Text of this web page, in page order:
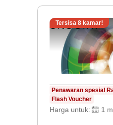
Tersisa 8 kamar!
Penawaran spesial
Flash Voucher
Harga untuk: 1